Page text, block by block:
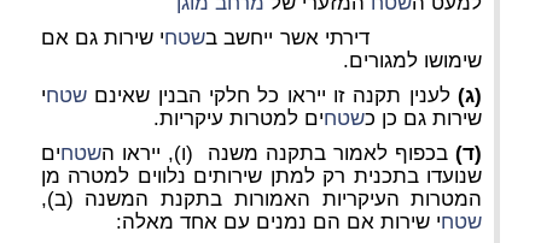
דירתי אשר ייחשב בשטחי שירות גם אם
שימושו למגורים.
(ג)לענין תקנה זו ייראו כל חלקי הבנין שאינםשטחי
שירות גם כן כשטחים למטרות עיקריות.
(ד)בכפוף לאמור בתקנה משנה (ו), ייראו השטחים
שנועדו בתכנית רק למתן שירותים נלווים למטרה מן
המטרות העיקריות האמורות בתקנת המשנה (ב),
שטחי שירות אם הם נמנים עם אחד מאלה: